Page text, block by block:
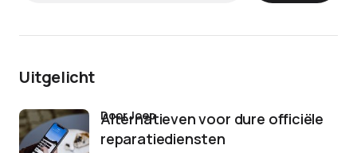
Uitgelicht
Alternatieven voor dure officiële
reparatiediensten
door Joep